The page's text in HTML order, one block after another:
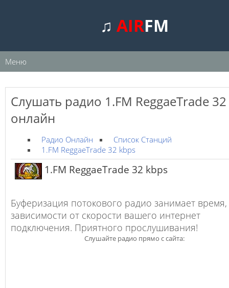
♫AIRFM
Меню
Слушать радио 1.FM ReggaeTrade
онлайн
Радио Онлайн
Список Станций
1.FM ReggaeTrade 32 kbps
1.FM ReggaeTrade 32 kbps
Буферизация потокового радио занимает время,
зависимости от скорости вашего интернет
подключения. Приятного прослушивания!
Слушайте радио прямо с сайта: